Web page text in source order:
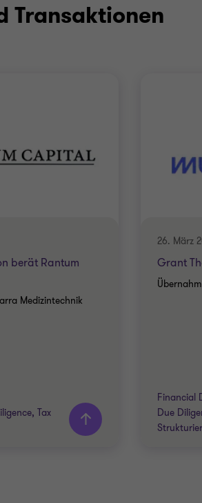
Transaktionen
berät Rantum
Medizintechnik
Tax
team
26. März
Grant
Financial
Due